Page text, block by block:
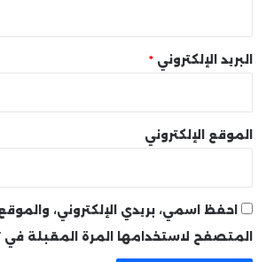
البريد الإلكتروني *
الموقع الإلكتروني
احفظ اسمي، بريدي الإلكتروني،
المتصفح لاستخدامها المرة المقبلة